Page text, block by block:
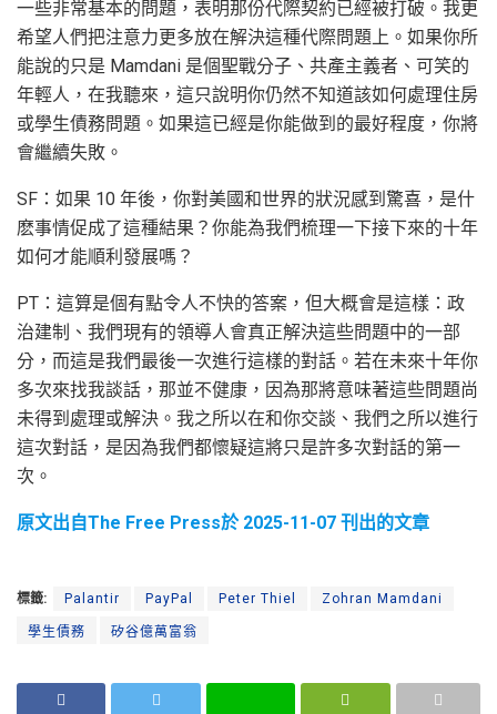
一些非常基本的問題，表明那份代際契約已經被打破。我更
希望人們把注意力更多放在解決這種代際問題上。如果你所
能說的只是 Mamdani 是個聖戰分子、共產主義者、可笑的
年輕人，在我聽來，這只說明你仍然不知道該如何處理住房
或學生債務問題。如果這已經是你能做到的最好程度，你將
會繼續失敗。
SF：如果 10 年後，你對美國和世界的狀況感到驚喜，是什
麽事情促成了這種結果？你能為我們梳理一下接下來的十年
如何才能順利發展嗎？
PT：這算是個有點令人不快的答案，但大概會是這樣：政
治建制、我們現有的領導人會真正解決這些問題中的一部
分，而這是我們最後一次進行這樣的對話。若在未來十年你
多次來找我談話，那並不健康，因為那將意味著這些問題尚
未得到處理或解決。我之所以在和你交談、我們之所以進行
這次對話，是因為我們都懷疑這將只是許多次對話的第一
次。
原文出自The Free Press於 2025-11-07 刊出的文章
標籤: Palantir PayPal Peter Thiel Zohran Mamdani
學生債務 矽谷億萬富翁